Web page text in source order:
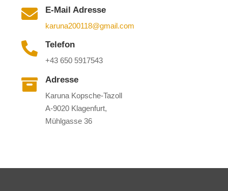
 E-Mail Adresse
karuna200118@gmail.com
 Telefon
+43 650 5917543
 Adresse
Karuna Kopsche-Tazoll
A-9020 Klagenfurt,
Mühlgasse 36